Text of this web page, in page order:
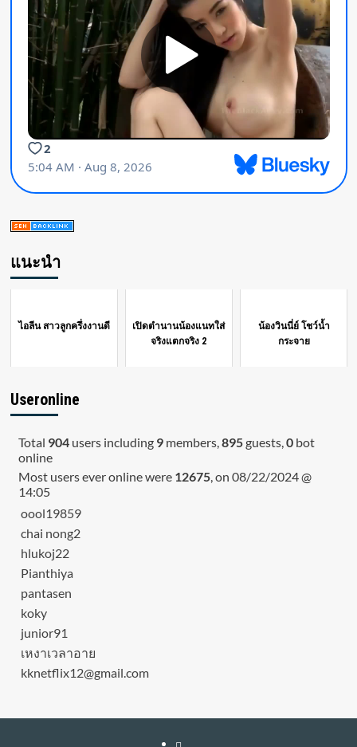
แนะนำ
ไอลีน สาวลูกครึ่งงานดี
เปิดตำนานน้องแนทใส่
จริงแตกจริง 2
น้องวินนี่ย์ โชว์น้ำ
กระจาย
Useronline
Total 904users including 9members,895guests,0bot
online
Most users ever online were 12675, on 08/22/2024 @
14:05
oool19859
chai nong2
hlukoj22
Pianthiya
pantasen
koky
junior91
เหงาเวลาอาย
kknetflix12@gmail.com
หน้า